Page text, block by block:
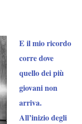
E il mio ricordo
corre dove
quello dei più
giovani non
arriva.
All’inizio degli